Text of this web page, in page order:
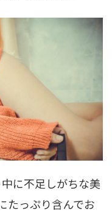
に不足しがちな美
たっぷり含んでお